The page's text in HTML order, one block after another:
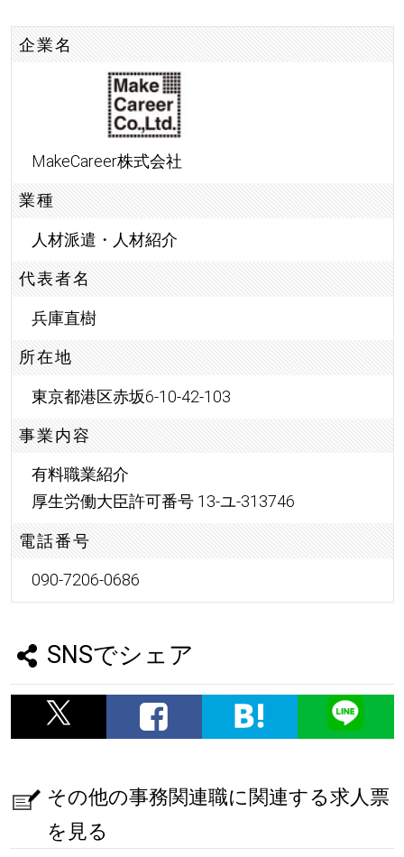
企業名
MakeCareer株式会社
業種
人材派遣・人材紹介
代表者名
兵庫直樹
所在地
東京都港区赤坂6-10-42-103
事業内容
有料職業紹介
厚生労働大臣許可番号 13-ユ-313746
電話番号
090-7206-0686
SNSでシェア
その他の事務関連職に関連する求人票
を見る